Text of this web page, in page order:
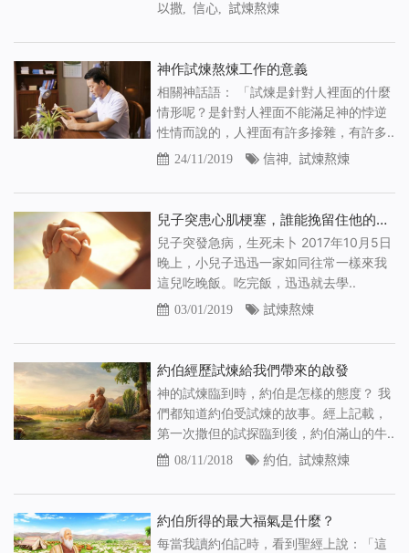
以撒, 信心 試煉熬煉
神作試煉熬煉工作的意義
相關神話語： 「試煉是針對人裡面的什麼
情形呢？是針對人裡面不能滿足神的悖逆
性情而說的，人裡面有許多摻雜，有許多..
24/11/2019 信神 試煉熬煉
兒子突患心肌梗塞，誰能挽留住他的生命
兒子突發急病，生死未卜 2017年10月5日
晚上，小兒子迅迅一家如同往常一樣來我
這兒吃晚飯。吃完飯，迅迅就去學..
03/01/2019 試煉熬煉
約伯經歷試煉給我們帶來的啟發
神的試煉臨到時，約伯是怎樣的態度？ 我
們都知道約伯受試煉的故事。經上記載，
第一次撒但的試探臨到後，約伯滿山的牛..
08/11/2018 約伯 試煉熬煉
約伯所得的最大福氣是什麼？
每當我讀約伯記時，看到聖經上說：「這